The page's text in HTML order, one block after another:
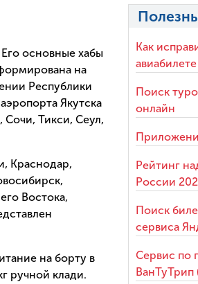
основные хабы
на
Республики
Якутска
Сочи, Тикси, Сеул,
Краснодар,
Востока,
на борту в
ручной клади.
Как
авиабилете
Поиск
онлайн
Рейтинг
России
Поиск
сервиса
Сервис по
ВанТуТрип